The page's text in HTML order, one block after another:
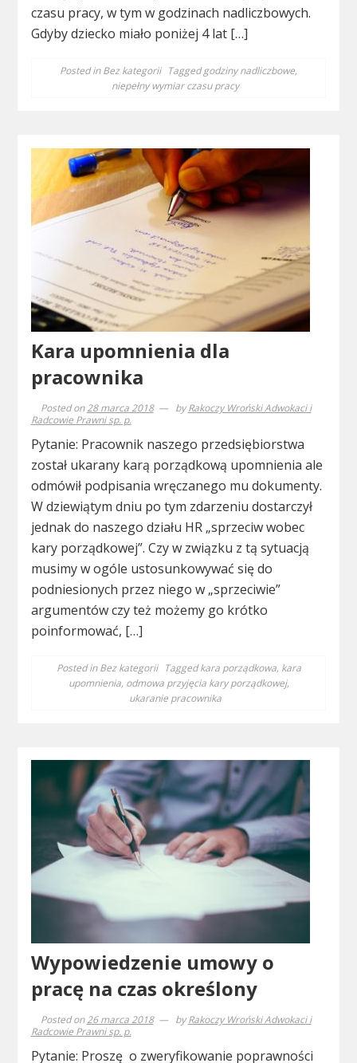
czasu pracy, w tym w godzinach nadliczbowych.
Gdyby dziecko miało poniżej 4 lat […]
Posted inBez kategorii Taggedgodziny nadliczbowe,
niepełny wymiar czasu pracy
Kara upomnienia dla
pracownika
Posted on28 marca 2018 byRakoczy Wroński Adwokaci i
Radcowie Prawni sp. p.
Pytanie: Pracownik naszego przedsiębiorstwa
został ukarany karą porządkową upomnienia ale
odmówił podpisania wręczanego mu dokumenty.
W dziewiątym dniu po tym zdarzeniu dostarczył
jednak do naszego działu HR „sprzeciw wobec
kary porządkowej”. Czy w związku z tą sytuacją
musimy w ogóle ustosunkowywać się do
podniesionych przez niego w „sprzeciwie”
argumentów czy też możemy go krótko
poinformować, […]
Posted inBez kategorii Taggedkara porządkowa, kara
upomnienia, odmowa przyjęcia kary porządkowej,
ukaranie pracownika
Wypowiedzenie umowy o
pracę na czas określony
Posted on26 marca 2018 byRakoczy Wroński Adwokaci i
Radcowie Prawni sp. p.
Pytanie: Proszę o zweryfikowanie poprawności